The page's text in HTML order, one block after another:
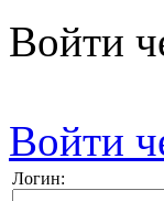
Войти
Войти
Логин: